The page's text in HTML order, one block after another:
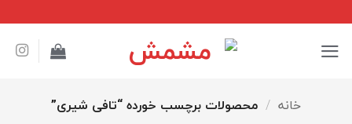
to
content
خانه / محصولات برچسب خورده “تافی شیری”